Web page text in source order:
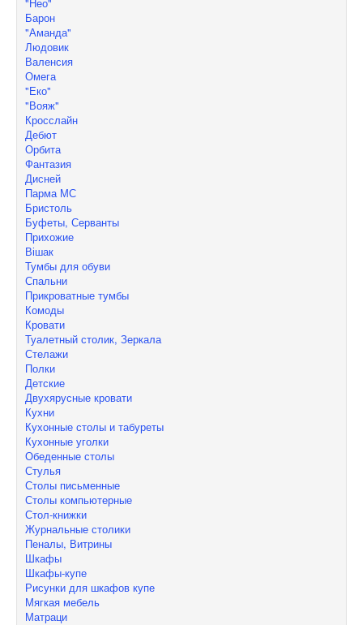
Барон
"Аманда"
Людовик
Валенсия
Омега
"Еко"
"Вояж"
Кросслайн
Дебют
Орбита
Фантазия
Дисней
Парма МС
Бристоль
Буфеты, Серванты
Прихожие
Вішак
Тумбы для обуви
Спальни
Прикроватные тумбы
Комоды
Кровати
Туалетный столик, Зеркала
Стелажи
Полки
Детские
Двухярусные кровати
Кухни
Кухонные столы и табуреты
Кухонные уголки
Обеденные столы
Стулья
Столы письменные
Столы компьютерные
Стол-книжки
Журнальные столики
Пеналы, Витрины
Шкафы
Шкафы-купе
Рисунки для шкафов купе
Мягкая мебель
Матраци